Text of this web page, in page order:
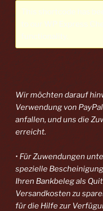
This shortcode has
to our WP Express
functionality.
Wir möchten darauf
Verwendung von PayPal
anfallen, und uns die
erreicht.
• Für Zuwendungen
spezielle
Ihren Bankbeleg als
Versandkosten zu
für die Hilfe zur